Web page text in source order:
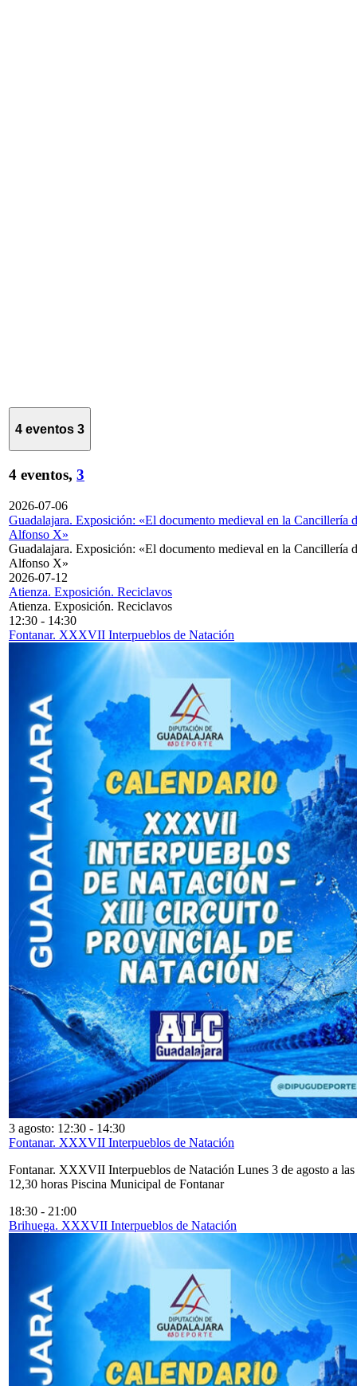
4 eventos 3
4 eventos, 3
2026-07-06
Guadalajara. Exposición: «El documento medieval en la Cancillería
Alfonso X»
Guadalajara. Exposición: «El documento medieval en la Cancillería
Alfonso X»
2026-07-12
Atienza. Exposición. Reciclavos
Atienza. Exposición. Reciclavos
12:30 - 14:30
Fontanar. XXXVII Interpueblos de Natación
3 agosto: 12:30 - 14:30
Fontanar. XXXVII Interpueblos de Natación
Fontanar. XXXVII Interpueblos de Natación Lunes 3 de agosto a las
12,30 horas Piscina Municipal de Fontanar
18:30 - 21:00
Brihuega. XXXVII Interpueblos de Natación